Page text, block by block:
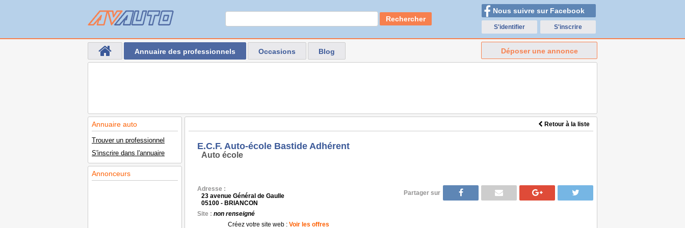
Rechercher
Nous suivre sur Facebook
S'identifier S'inscrire
Annuaire des professionnels Occasions Blog Déposer une annonce
Annuaire auto
Trouver un professionnel
S'inscrire dans l'annuaire
Annonceurs
Retour à la liste
E.C.F. Auto-école Bastide Adhérent
Auto école
Adresse :
23 avenue Général de Gaulle
05100 - BRIANCON
Site : non renseigné
Créez votre site web : Voir les offres
Partager sur